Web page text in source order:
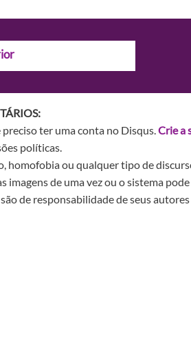
preciso ter uma conta no Disqus.Crie a
políticas.
homofobia ou qualquer tipo de
imagens de uma vez ou o sistema
de responsabilidade de seus